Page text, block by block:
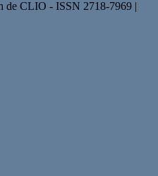
de CLIO - ISSN 2718-7969 |